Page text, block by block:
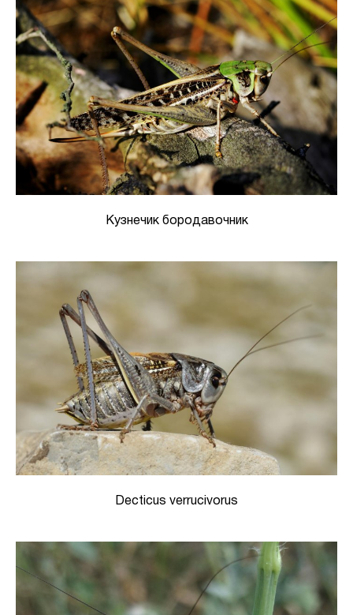
Кузнечик бородавочник
Decticus verrucivorus